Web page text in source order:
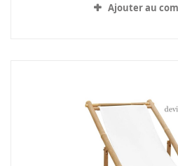
Ajouter au